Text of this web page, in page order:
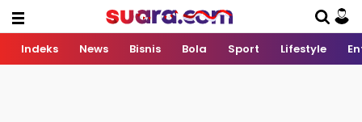
Indeks News Bisnis Bola Sport Lifestyle